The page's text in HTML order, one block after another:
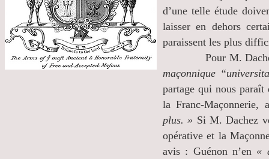
d’une telle étude
laisser en dehors
paraissent les plus
Pour M. Dachez,
maçonnique
partage qui nous
la Franc-
plus. » Si M. Dachez
opérative et la
avis : Guénon n’en «